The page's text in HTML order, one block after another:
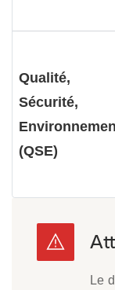
Qualité,
Sécurité,
(QSE)
Le